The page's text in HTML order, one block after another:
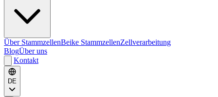
Über StammzellenBeike StammzellenZellverarbeitung
BlogÜber uns
Kontakt
DE